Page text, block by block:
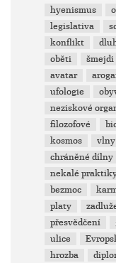
hyenismus
legislativa
konflikt
oběti
šmejdi
avatar
ufologie
neziskové
filozofové
kosmos
vlny
chráněné dílny
nekalé
bezmoc
platy
přesvědčení
ulice
hrozba